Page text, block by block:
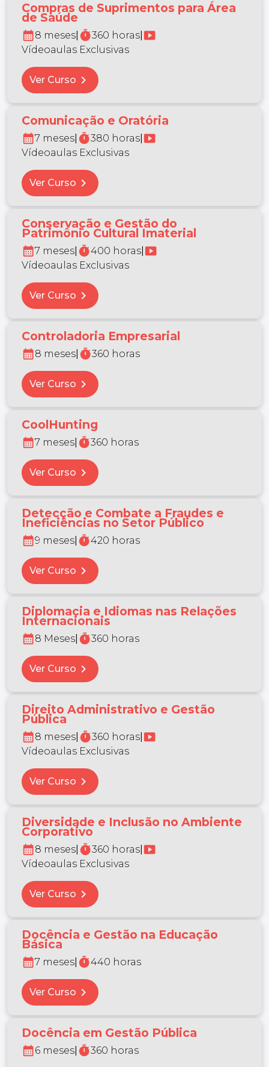
Compras de Suprimentos para Área
de Saúde
calendar_month8 meses timer360 horas smart_display
Vídeoaulas Exclusivas
Ver Curso chevron_right
Comunicação e Oratória
calendar_month7 meses timer380 horas smart_display
Vídeoaulas Exclusivas
Ver Curso chevron_right
Conservação e Gestão do
Patrimônio Cultural Imaterial
calendar_month7 meses timer400 horas smart_display
Vídeoaulas Exclusivas
Ver Curso chevron_right
Controladoria Empresarial
calendar_month8 meses timer360 horas
Ver Curso chevron_right
CoolHunting
calendar_month7 meses timer360 horas
Ver Curso chevron_right
Detecção e Combate a Fraudes e
Ineficiências no Setor Público
calendar_month9 meses timer420 horas
Ver Curso chevron_right
Diplomacia e Idiomas nas Relações
Internacionais
calendar_month8 Meses timer360 horas
Ver Curso chevron_right
Direito Administrativo e Gestão
Pública
calendar_month8 meses timer360 horas smart_display
Vídeoaulas Exclusivas
Ver Curso chevron_right
Diversidade e Inclusão no Ambiente
Corporativo
calendar_month8 meses timer360 horas smart_display
Vídeoaulas Exclusivas
Ver Curso chevron_right
Docência e Gestão na Educação
Básica
calendar_month7 meses timer440 horas
Ver Curso chevron_right
Docência em Gestão Pública
calendar_month6 meses timer360 horas